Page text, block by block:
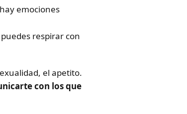
emociones
respirar con
el apetito.
con los que